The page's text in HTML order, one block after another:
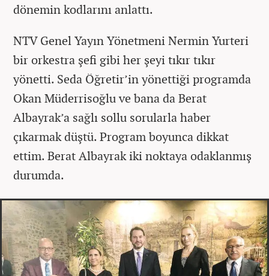
dönemin kodlarını anlattı.
NTV Genel Yayın Yönetmeni Nermin Yurteri
bir orkestra şefi gibi her şeyi tıkır tıkır
yönetti. Seda Öğretir’in yönettiği programda
Okan Müderrisoğlu ve bana da Berat
Albayrak’a sağlı sollu sorularla haber
çıkarmak düştü. Program boyunca dikkat
ettim. Berat Albayrak iki noktaya odaklanmış
durumda.